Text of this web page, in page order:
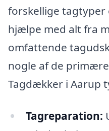
forskellige tagtyper
hjælpe med alt fra
omfattende
nogle af de
Tagdækker i Aarup
Tagreparation: